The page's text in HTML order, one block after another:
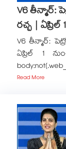
V6 తీన్మార్:
రచ్చ |
V6 తీన్మార్:
ఏప్రిల్ 1
Read More